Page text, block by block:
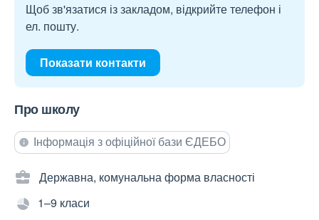
Щоб зв'язатися із закладом, відкрийте телефон і
ел. пошту.
Показати контакти
Про школу
Інформація з офіційної бази ЄДЕБО
Державна, комунальна форма власності
1–9 класи